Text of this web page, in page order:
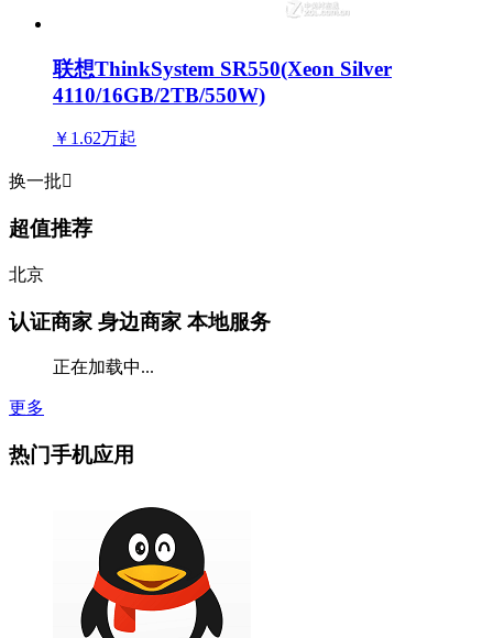
联想ThinkSystem SR550(Xeon Silver
4110/16GB/2TB/550W)
￥1.62万起
换一批
超值推荐
北京
认证商家 身边商家 本地服务
正在加载中...
更多
热门手机应用